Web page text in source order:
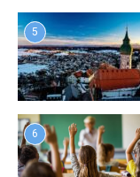
5
6